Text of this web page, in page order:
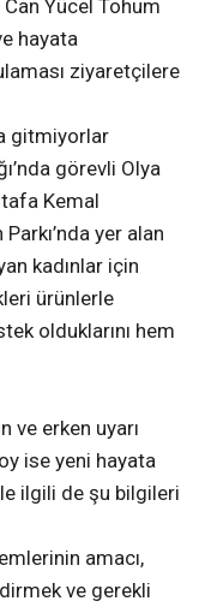
Yücel Tohum
hayata
ziyaretçilere
gitmiyorlar
görevli Olya
Kemal
yer alan
kadınlar için
ürünlerle
olduklarını hem
ve erken uyarı
ise yeni hayata
ilgili de şu bilgileri
amacı,
ve gerekli